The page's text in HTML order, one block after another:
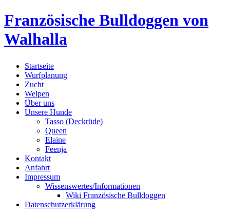
Skip
to
content
Französische Bulldoggen von
Walhalla
Startseite
Wurfplanung
Zucht
Welpen
Über uns
Unsere Hunde
Tasso (Deckrüde)
Queen
Elaine
Feenja
Kontakt
Anfahrt
Impressum
Wissenswertes/Informationen
Wiki Französische Bulldoggen
Datenschutzerklärung